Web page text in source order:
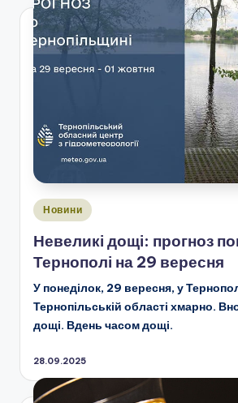
Опубліковано
Новини
Невеликі дощі: прогноз
Тернополі на 29 вересня
У понеділок, 29 вересня, у
Тернопільській області хмарно.
дощі. Вдень часом дощі.
28.09.2025